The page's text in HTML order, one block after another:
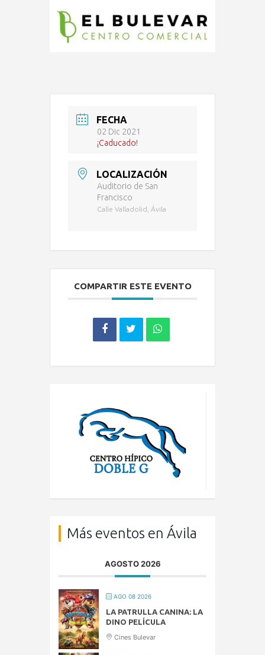
FECHA
02 Dic 2021
¡Caducado!
LOCALIZACIÓN
Auditorio de San
Francisco
Calle Valladolid, Ávila
COMPARTIR ESTE EVENTO
Más eventos en Ávila
AGOSTO 2026
AGO 08 2026
LA PATRULLA CANINA: LA
DINO PELÍCULA
Cines Bulevar